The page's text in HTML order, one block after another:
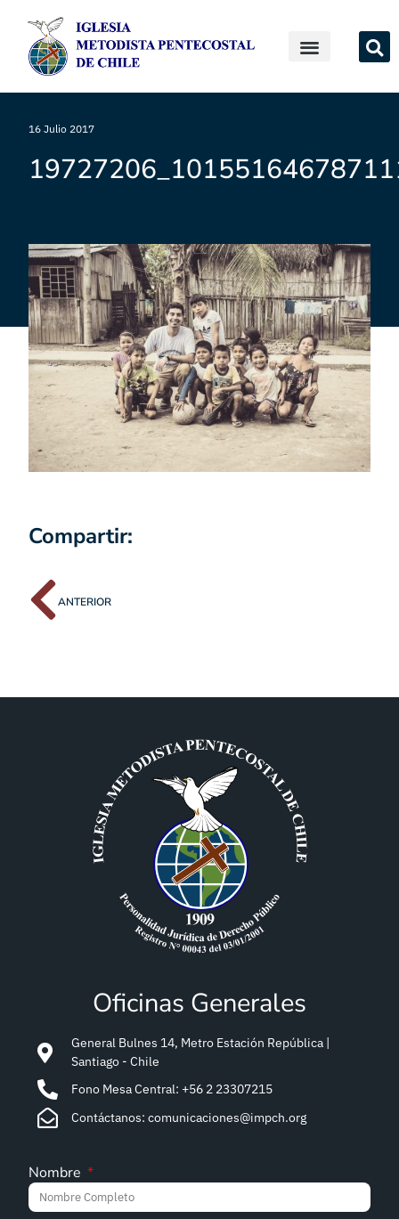
16 Julio 2017
Compartir:
ANTERIOR
Oficinas Generales
General Bulnes 14, Metro Estación República |
Santiago - Chile
Fono Mesa Central: +56 2 23307215
Contáctanos: comunicaciones@impch.org
Nombre